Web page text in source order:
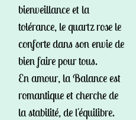
bienveillance et la
tolérance, le quartz rose le
conforte dans son envie de
bien faire pour tous.
En amour, la Balance est
romantique et cherche de
la stabilité, de l'équilibre.